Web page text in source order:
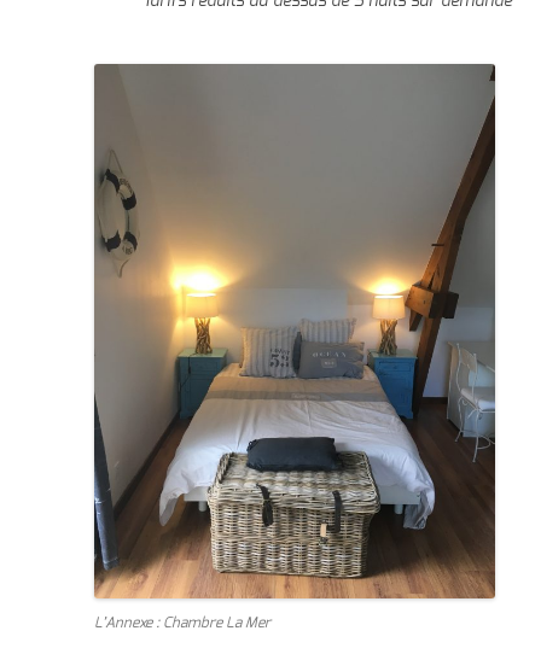
L’Annexe : Chambre La Mer